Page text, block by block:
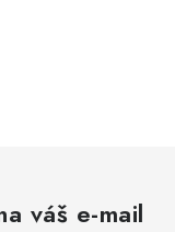
váš e-mail